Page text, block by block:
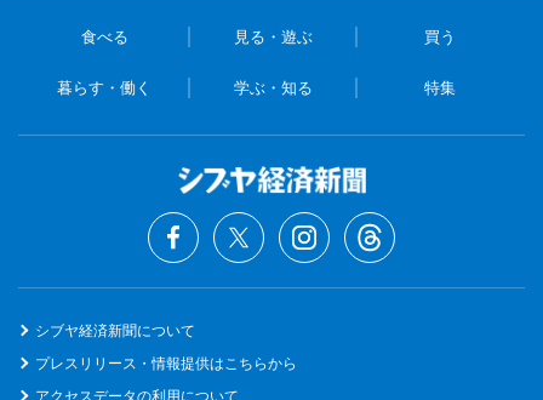
食べる 見る・遊ぶ 買う
暮らす・働く 学ぶ・知る 特集
シブヤ経済新聞について
プレスリリース・情報提供はこちらから
アクセスデータの利用について